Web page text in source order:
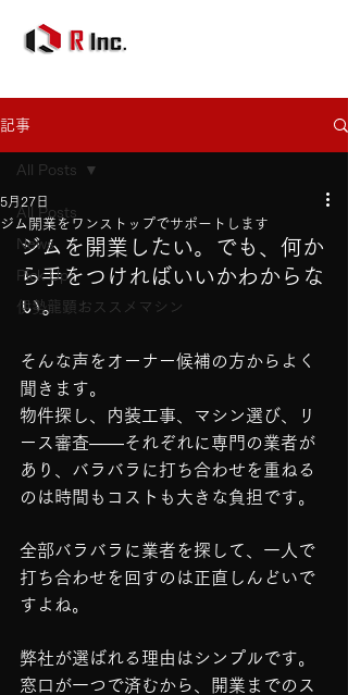
記事
All Posts
News
Pick Up
伊勢龍顕おススメマシン
All Posts
ジム開業をワンストップでサポートします
5月27日
ジムを開業したい。でも、何か
ら手をつければいいかわからな
い。
そんな声をオーナー候補の方からよく
聞きます。
物件探し、内装工事、マシン選び、リ
ース審査——それぞれに専門の業者が
あり、バラバラに打ち合わせを重ねる
のは時間もコストも大きな負担です。
全部バラバラに業者を探して、一人で
打ち合わせを回すのは正直しんどいで
すよね。
弊社が選ばれる理由はシンプルです。
窓口が一つで済むから、開業までのス